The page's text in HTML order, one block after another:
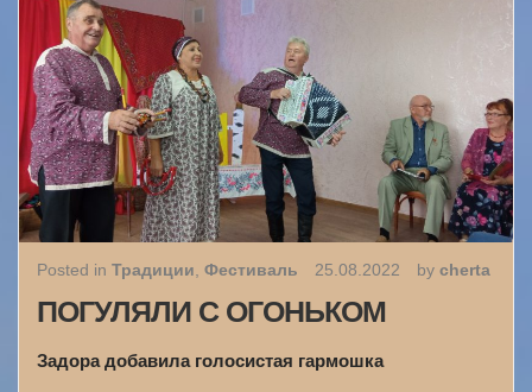
Posted in Традиции Фестиваль 25.08.2022 by cherta
ПОГУЛЯЛИ С ОГОНЬКОМ
Задора добавила голосистая гармошка